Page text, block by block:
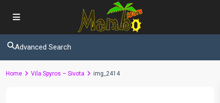
Advanced Search
Home Vila Spyros – Sivota img_2414